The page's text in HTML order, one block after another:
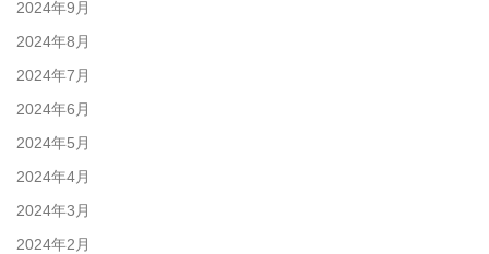
2024年9月
2024年8月
2024年7月
2024年6月
2024年5月
2024年4月
2024年3月
2024年2月